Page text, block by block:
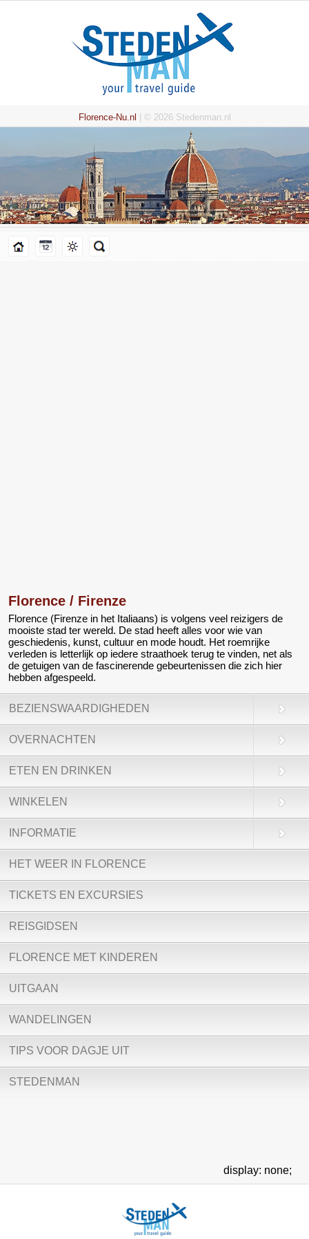
Florence-Nu.nl | © 2026 Stedenman.nl
Florence / Firenze
Florence (Firenze in het Italiaans) is volgens veel reizigers de
mooiste stad ter wereld. De stad heeft alles voor wie van
geschiedenis, kunst, cultuur en mode houdt. Het roemrijke
verleden is letterlijk op iedere straathoek terug te vinden, net als
de getuigen van de fascinerende gebeurtenissen die zich hier
hebben afgespeeld.
BEZIENSWAARDIGHEDEN
OVERNACHTEN
ETEN EN DRINKEN
WINKELEN
INFORMATIE
HET WEER IN FLORENCE
TICKETS EN EXCURSIES
REISGIDSEN
FLORENCE MET KINDEREN
UITGAAN
WANDELINGEN
TIPS VOOR DAGJE UIT
STEDENMAN
display: none;